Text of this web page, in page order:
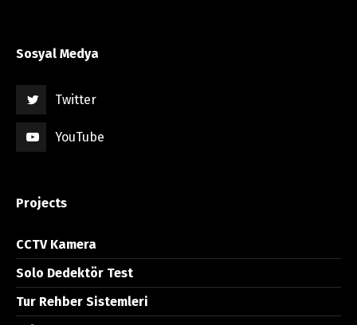
Sosyal Medya
Twitter
YouTube
Projects
CCTV Kamera
Solo Dedektör Test
Tur Rehber Sistemleri